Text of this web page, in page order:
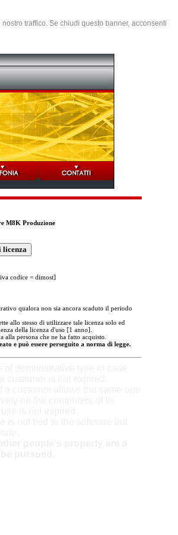
traffico. Se chiudi questo banner, acconsenti
M8K Produzione
codice = dimost]
qualora non sia ancora scaduto il periodo
allo stesso di utilizzare tale licenza solo ed
della licenza d'uso [1 anno].
persona che ne ha fatto acquisto.
e può essere perseguito a norma di legge.